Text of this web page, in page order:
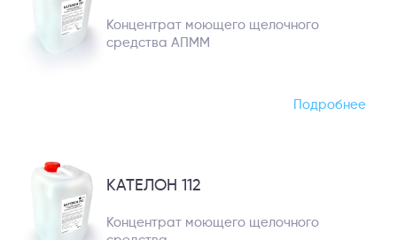
Концентрат моющего щелочного
средства АПММ
Подробнее
КАТЕЛОН 112
Концентрат моющего щелочного